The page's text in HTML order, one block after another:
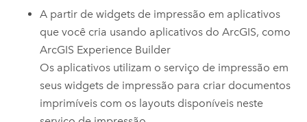
A partir de widgets de impressão em aplicativos
que você cria usando aplicativos do ArcGIS, como
ArcGIS Experience Builder
Os aplicativos utilizam o serviço de impressão em
seus widgets de impressão para criar documentos
imprimíveis com os layouts disponíveis neste